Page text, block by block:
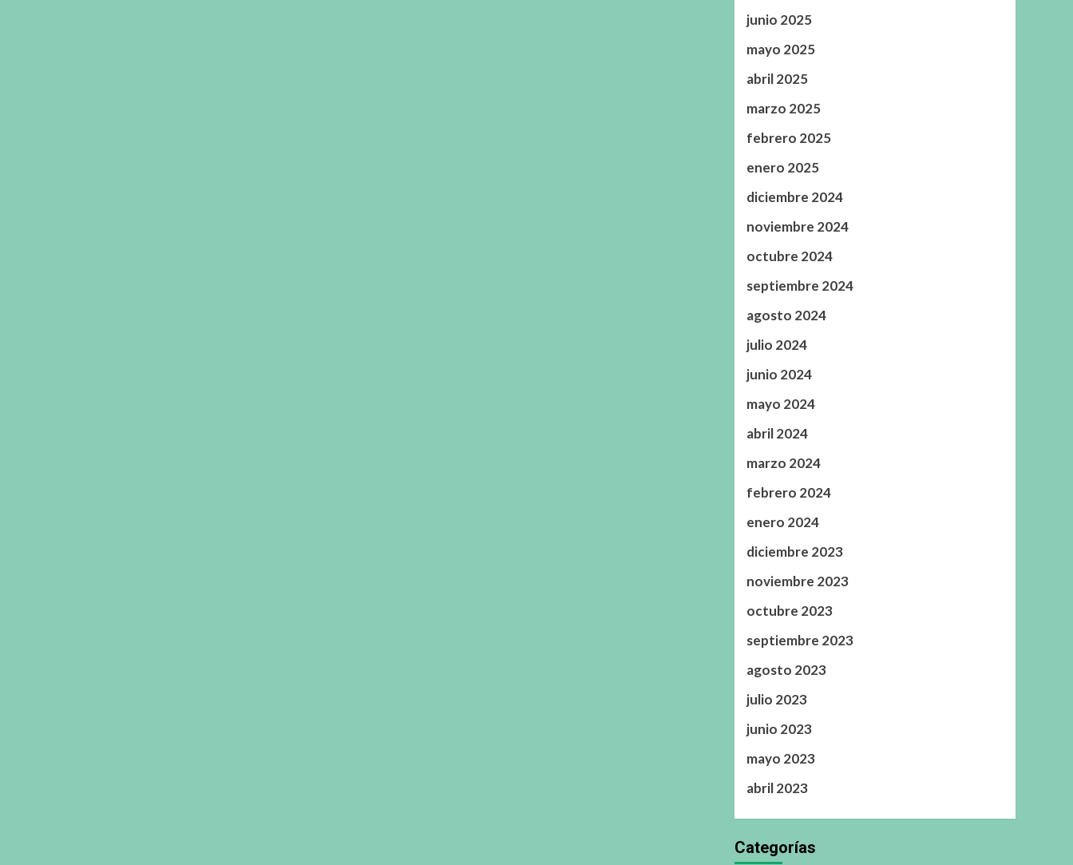
junio 2025
mayo 2025
abril 2025
marzo 2025
febrero 2025
enero 2025
diciembre 2024
noviembre 2024
octubre 2024
septiembre 2024
agosto 2024
julio 2024
junio 2024
mayo 2024
abril 2024
marzo 2024
febrero 2024
enero 2024
diciembre 2023
noviembre 2023
octubre 2023
septiembre 2023
agosto 2023
julio 2023
junio 2023
mayo 2023
abril 2023
Categorías